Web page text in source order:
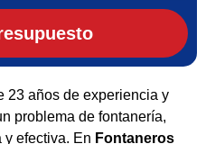
23 años de experiencia y
problema de fontanería,
efectiva. En Fontaneros